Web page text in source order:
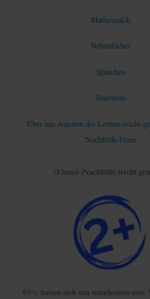
Mathematik
Nebenfächer
Sprachen
Startseite
Über uns Autoren des Lernen-leicht-
Nachhilfe-Team
(Einzel-)Nachhilfe leicht
93% haben sich um mindestens eine